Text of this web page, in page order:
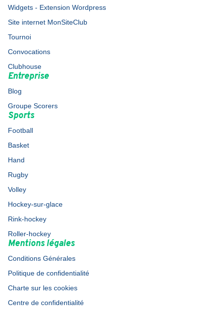
Widgets - Extension Wordpress
Site internet MonSiteClub
Tournoi
Convocations
Clubhouse
Entreprise
Blog
Groupe Scorers
Sports
Football
Basket
Hand
Rugby
Volley
Hockey-sur-glace
Rink-hockey
Roller-hockey
Mentions légales
Conditions Générales
Politique de confidentialité
Charte sur les cookies
Centre de confidentialité